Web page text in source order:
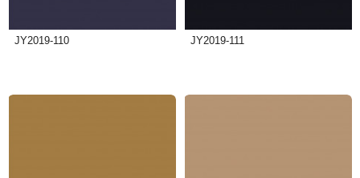
JY2019-110 JY2019-111